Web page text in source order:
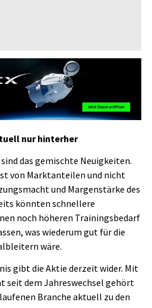
nur hinterher
sind das gemischte Neuigkeiten.
von Marktanteilen und nicht
und Margenstärke des
könnten schnellere
noch höheren Trainingsbedarf
was wiederum gut für die
wäre.
gibt die Aktie derzeit wider. Mit
seit dem Jahreswechsel gehört
Branche aktuell zu den